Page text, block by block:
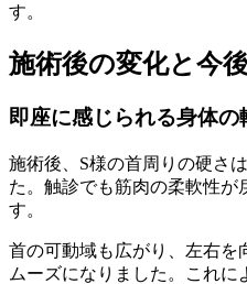
す。
施術後の変化と今
即座に感じられる身体の
施術後、S様の首周りの硬さ
た。触診でも筋肉の柔軟性が
す。
首の可動域も広がり、左右を
ムーズになりました。これ